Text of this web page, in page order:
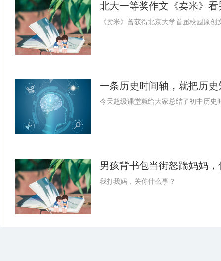
北大一等奖作文《卖米》
《卖米》曾获得北京大学首届校园原创
一条历史时间轴，就把历
今天超级课堂就给大家总结了初中历史
男孩背书包当街怒踹妈妈
我打我妈，关你什么事？